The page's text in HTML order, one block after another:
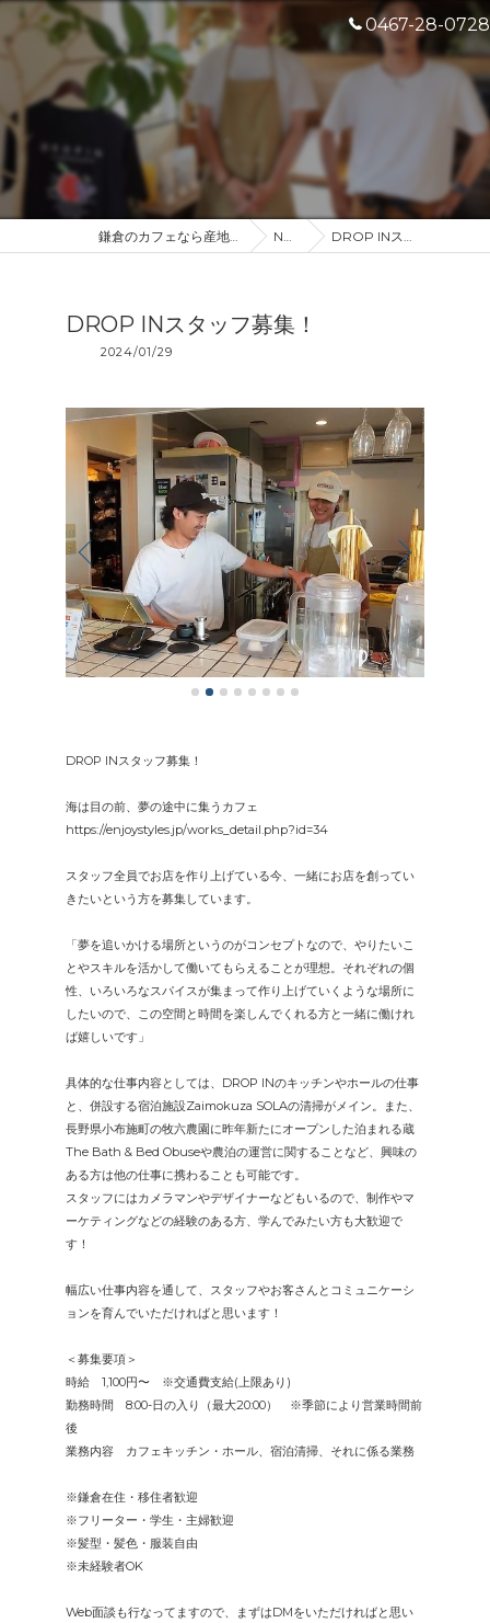
0467-28-0728
鎌倉のカフェなら産地直送のDROP IN NEWS DROP INスタッフ募集！
DROP INスタッフ募集！
2024/01/29
DROP INスタッフ募集！
海は目の前、夢の途中に集うカフェ
https://enjoystyles.jp/works_detail.php?id=34
スタッフ全員でお店を作り上げている今、一緒にお店を創ってい
きたいという方を募集しています。
「夢を追いかける場所というのがコンセプトなので、やりたいこ
とやスキルを活かして働いてもらえることが理想。それぞれの個
性、いろいろなスパイスが集まって作り上げていくような場所に
したいので、この空間と時間を楽しんでくれる方と一緒に働けれ
ば嬉しいです」
具体的な仕事内容としては、DROP INのキッチンやホールの仕事
と、併設する宿泊施設Zaimokuza SOLAの清掃がメイン。また、
長野県小布施町の牧六農園に昨年新たにオープンした泊まれる蔵
The Bath & Bed Obuseや農泊の運営に関することなど、興味の
ある方は他の仕事に携わることも可能です。
スタッフにはカメラマンやデザイナーなどもいるので、制作やマ
ーケティングなどの経験のある方、学んでみたい方も大歓迎で
す！
幅広い仕事内容を通して、スタッフやお客さんとコミュニケーシ
ョンを育んでいただければと思います！
＜募集要項＞
時給 1,100円〜 ※交通費支給(上限あり)
勤務時間 8:00-日の入り（最大20:00） ※季節により営業時間前
後
業務内容 カフェキッチン・ホール、宿泊清掃、それに係る業務
※鎌倉在住・移住者歓迎
※フリーター・学生・主婦歓迎
※髪型・髪色・服装自由
※未経験者OK
Web面談も行なってますので、まずはDMをいただければと思い